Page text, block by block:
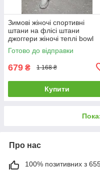
Зимові жіночі спортивні
штани на флісі штани
джоггери жіночі теплі bowl
білі
Готово до відправки
679 ₴ 1 168 ₴
Купити
Про нас
100% позитивних з 655